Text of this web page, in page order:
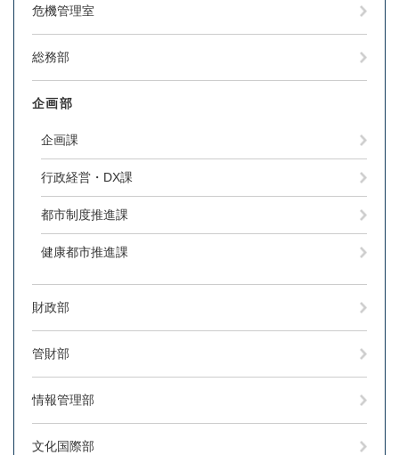
危機管理室
総務部
企画部
企画課
行政経営・DX課
都市制度推進課
健康都市推進課
財政部
管財部
情報管理部
文化国際部